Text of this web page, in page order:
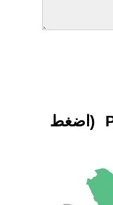
الاصدارات السابقة PDF (اضغط